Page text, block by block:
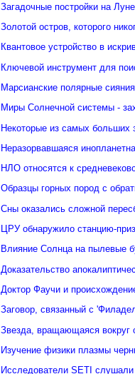
Загадочные постройки на Луне
Золотой остров, которого
Квантовое устройство в
Ключевой инструмент для
Марсианские полярные сияния
Миры Солнечной системы -
Некоторые из самых больших
Неразорвавшаяся
НЛО относятся к
Образцы горных пород с
Сны оказались сложной
ЦРУ обнаружило станцию-
Влияние Солнца на пылевые
Доказательство
Доктор Фаучи и
Заговор, связанный с
Звезда, вращающаяся вокруг
Изучение физики плазмы
Исследователи SETI слушали